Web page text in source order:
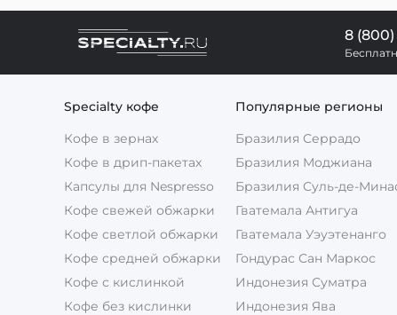
8 (800)
Specialty кофе
Кофе в зернах
Кофе в дрип-пакетах
Капсулы для Nespresso
Кофе свежей обжарки
Кофе светлой обжарки
Кофе средней обжарки
Кофе с кислинкой
Кофе без кислинки
Популярные регионы
Бразилия Серрадо
Бразилия Моджиана
Бразилия Суль-де-
Гватемала Антигуа
Гватемала Уэуэтенанго
Гондурас Сан Маркос
Индонезия Суматра
Индонезия Ява